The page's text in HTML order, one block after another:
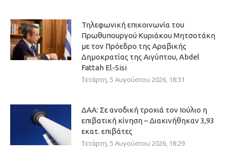
Τηλεφωνική επικοινωνία του
Πρωθυπουργού Κυριάκου Μητσοτάκη
με τον Πρόεδρο της Αραβικής
Δημοκρατίας της Αιγύπτου, Abdel
Fattah El-Sisi
Τετάρτη, 5 Αυγούστου 2026, 18:31
ΔΑΑ: Σε ανοδική τροχιά τον Ιούλιο η
επιβατική κίνηση – Διακινήθηκαν 3,93
εκατ. επιβάτες
Τετάρτη, 5 Αυγούστου 2026, 18:29